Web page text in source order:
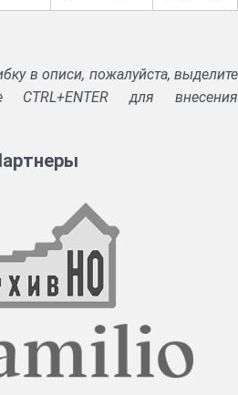
в описи, пожалуйста, выделите
для внесения